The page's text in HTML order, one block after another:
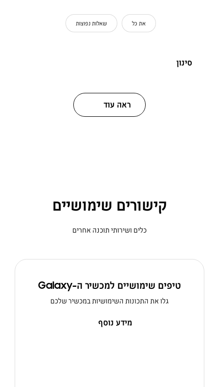
את כל שאלות נפוצות
סינון
ראה עוד
קישורים שימושיים
כלים ושירותי תוכנה אחרים
טיפים שימושיים למכשיר ה-Galaxy
גלו את התכונות השימושיות במכשיר שלכם
מידע נוסף